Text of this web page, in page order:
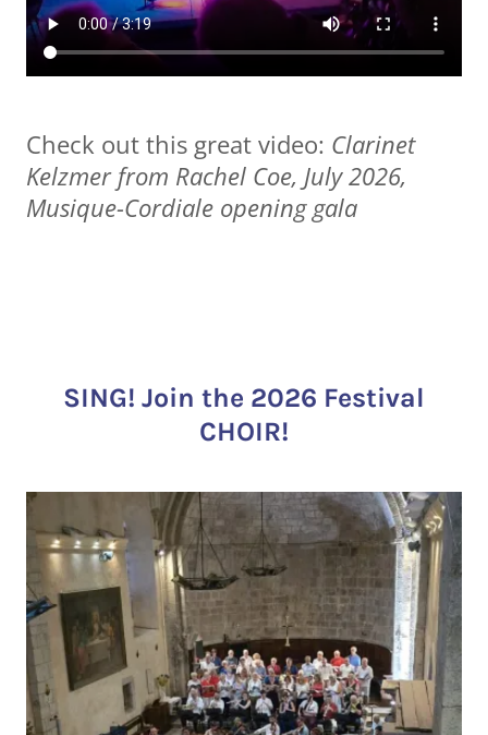
Check out this great video: Clarinet
Kelzmer from Rachel Coe, July 2026,
Musique-Cordiale opening gala
SING! Join the 2026 Festival
CHOIR!